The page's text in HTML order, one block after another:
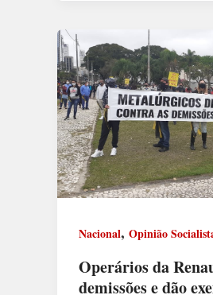
Nacional, Opinião
Operários da
demissões e dão